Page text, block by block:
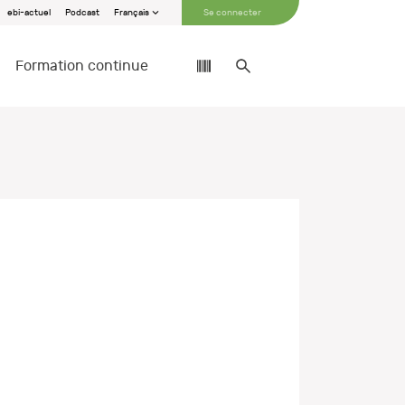
ebi-actuel Podcast Français Se connecter
Formation continue